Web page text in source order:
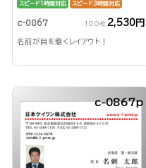
スピード1時間対応 スピード3時間対応
c-0867 100枚 2,530円
名前が目を惹くレイアウト！
c-0867p